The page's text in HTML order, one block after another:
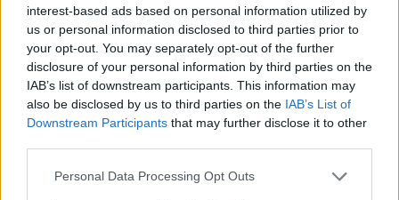
interest-based ads based on personal information utilized by
us or personal information disclosed to third parties prior to
your opt-out. You may separately opt-out of the further
disclosure of your personal information by third parties on the
IAB’s list of downstream participants. This information may
also be disclosed by us to third parties on the IAB’s List of
Downstream Participants that may further disclose it to other
Personal Data Processing Opt Outs
Servicers: Σταματούν τις οχλήσεις
προς τους δανειολήπτες
πυρόπληκτους - Θα λάβουν μέτρα
ανακούφισης
05/08/26 15:44
Η BIOKOSMOS ανακαίνισε και
παρέδωσε στην τοπική κοινωνία
το γήπεδο μπάσκετ στον